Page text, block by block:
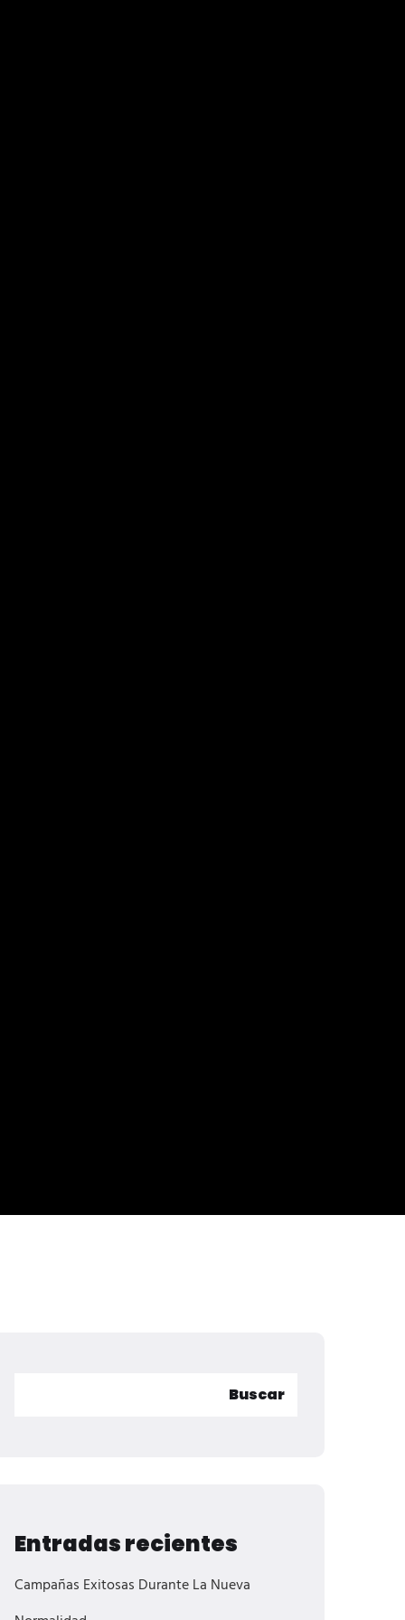
Buscar
Entradas recientes
Campañas Exitosas Durante La Nueva